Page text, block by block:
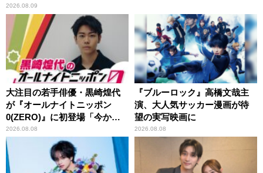
2026.08.09
大注目の若手俳優・黒崎煌代
が『オールナイトニッポン
0(ZERO)』に初登場「今から
とてもワクワクしておりま
す！」
2026.08.08
『ブルーロック』高橋文哉主
演、大人気サッカー漫画が待
望の実写映画に
2026.08.08